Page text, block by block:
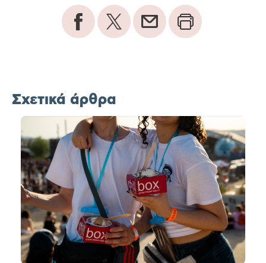
Σχετικά άρθρα